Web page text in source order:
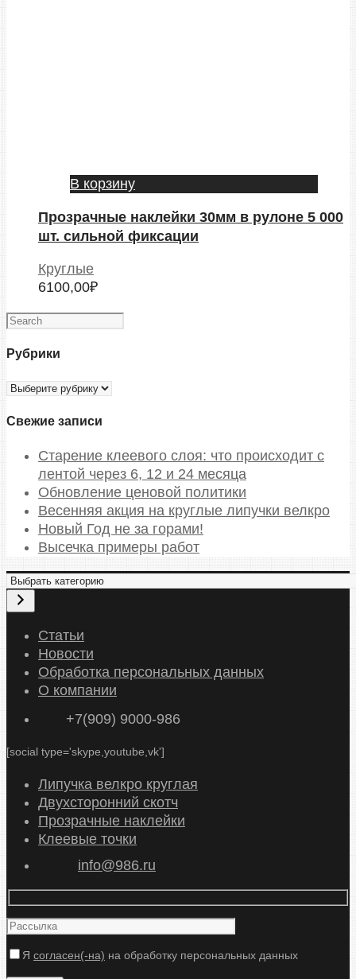
В корзину
Прозрачные наклейки 30мм в рулоне 5 000
шт. сильной фиксации
Круглые
6100,00₽
Рубрики
Рубрики
Свежие записи
Старение клеевого слоя: что происходит с
лентой через 6, 12 и 24 месяца
Обновление ценовой политики
Весенняя акция на круглые липучки велкро
Новый Год не за горами!
Высечка примеры работ
В
б
е
Статьи
Новости
Обработка персональных данных
О компании
+7(909) 9000-986
[social type='skype,youtube,vk']
Липучка велкро круглая
Двухсторонний скотч
Прозрачные наклейки
Клеевые точки
info@986.ru
Я согласен(-на) на обработку персональных данных